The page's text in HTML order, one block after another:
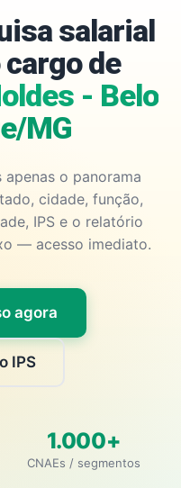
salarial
de
- Belo
MG
o panorama
cidade, função,
IPS e o relatório
— acesso imediato.
agora
IPS
1.000+
CNAEs / segmentos